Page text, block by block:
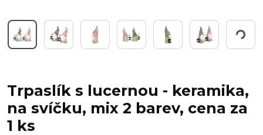
Pracuji...
Trpaslík s lucernou - keramika,
na svíčku, mix 2 barev, cena za
1 ks